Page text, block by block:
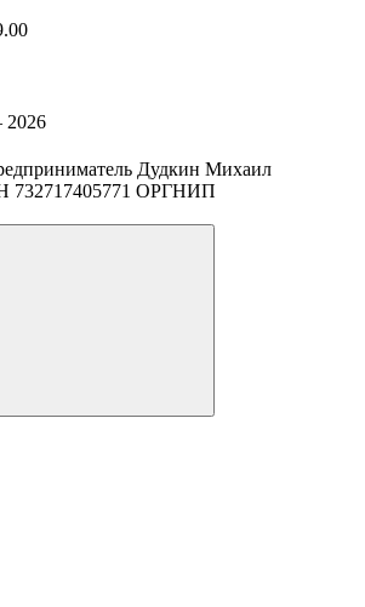
2026
Дудкин Михаил
732717405771 ОРГНИП